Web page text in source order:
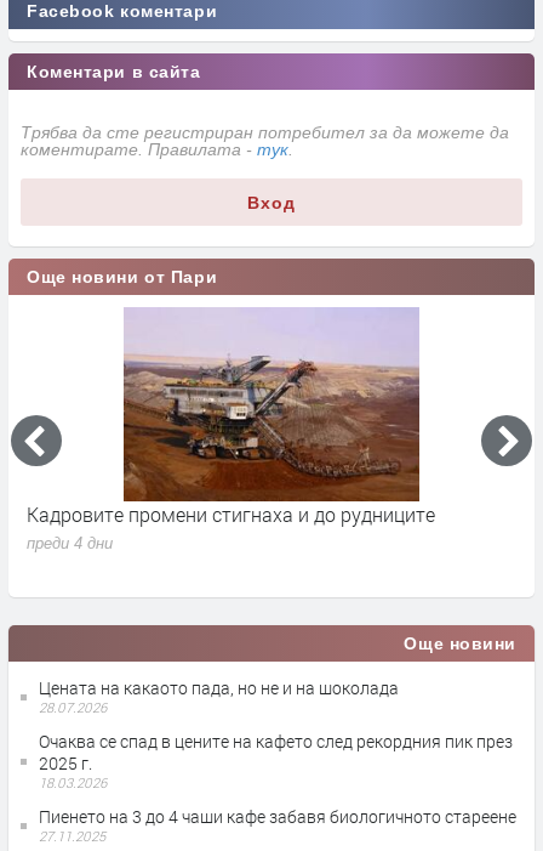
Facebook коментари
Коментари в сайта
Трябва да сте регистриран потребител за да можете да
коментирате. Правилата - тук
Вход
Още новини от Пари
Кадровите промени стигнаха и до рудниците
преди 4 дни
Още новини
Цената на какаото пада, но не и на шоколада
28.07.2026
Очаква се спад в цените на кафето след рекордния пик през
2025 г.
18.03.2026
Пиенето на 3 до 4 чаши кафе забавя биологичното стареене
27.11.2025